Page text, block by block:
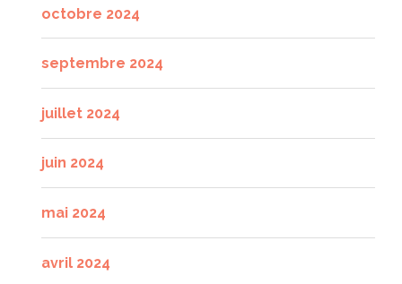
octobre 2024
septembre 2024
juillet 2024
juin 2024
mai 2024
avril 2024